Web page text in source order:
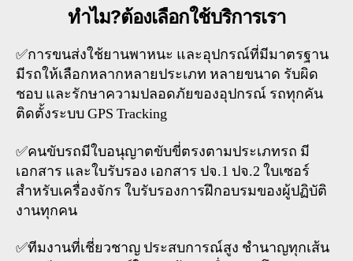
ทำไม?ต้องเลือกใช้บริการเรา
✅การขนส่งใช้ยานพาหนะ และอุปกรณ์ที่มีมาตรฐาน
มีรถให้เลือกหลากหลายประเภท หลายขนาด รับผิด
ชอบ และรักษาความปลอดภัยของอุปกรณ์ รถทุกคัน
ติดตั้งระบบ GPS Tracking
✅คนขับรถมีใบอนุญาตขับขี่ตรงตามประเภทรถ มี
เอกสาร และใบรับรอง เอกสาร ปจ.1 ปจ.2 ใบเซอร์
สำหรับเครื่องจักร ใบรับรองการฝึกอบรมของผู้ปฏิบัติ
งานทุกคน
✅ทีมงานที่เชี่ยวชาญ ประสบการณ์สูง ชำนาญทุกเส้น